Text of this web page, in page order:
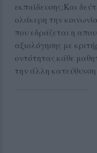
εκπαίδευσης;Και
ολάκερη την
που εδράζεται η
αξιολόγησης με
οντότητας κάθε
την άλλη